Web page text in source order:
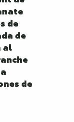
de
de
al
de